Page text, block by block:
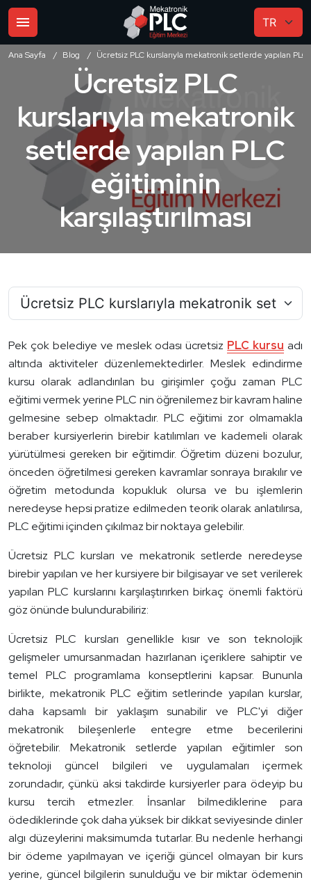
Ana Sayfa Blog Ücretsiz PLC kurslarıyla mekatronik setlerde yapılan PLC
Ücretsiz PLC
kurslarıyla mekatronik
setlerde yapılan PLC
eğitiminin
karşılaştırılması
Pek çok belediye ve meslek odası ücretsiz PLC kursu adı
altında aktiviteler düzenlemektedirler. Meslek edindirme
kursu olarak adlandırılan bu girişimler çoğu zaman PLC
eğitimi vermek yerine PLC nin öğrenilemez bir kavram haline
gelmesine sebep olmaktadır. PLC eğitimi zor olmamakla
beraber kursiyerlerin birebir katılımları ve kademeli olarak
yürütülmesi gereken bir eğitimdir. Öğretim düzeni bozulur,
önceden öğretilmesi gereken kavramlar sonraya bırakılır ve
öğretim metodunda kopukluk olursa ve bu işlemlerin
neredeyse hepsi pratize edilmeden teorik olarak anlatılırsa,
PLC eğitimi içinden çıkılmaz bir noktaya gelebilir.
Ücretsiz PLC kursları ve mekatronik setlerde neredeyse
birebir yapılan ve her kursiyere bir bilgisayar ve set verilerek
yapılan PLC kurslarını karşılaştırırken birkaç önemli faktörü
göz önünde bulundurabiliriz:
Ücretsiz PLC kursları genellikle kısır ve son teknolojik
gelişmeler umursanmadan hazırlanan içeriklere sahiptir ve
temel PLC programlama konseptlerini kapsar. Bununla
birlikte, mekatronik PLC eğitim setlerinde yapılan kurslar,
daha kapsamlı bir yaklaşım sunabilir ve PLC'yi diğer
mekatronik bileşenlerle entegre etme becerilerini
öğretebilir. Mekatronik setlerde yapılan eğitimler son
teknoloji güncel bilgileri ve uygulamaları içermek
zorundadır, çünkü aksi takdirde kursiyerler para ödeyip bu
kursu tercih etmezler. İnsanlar bilmediklerine para
ödediklerinde çok daha yüksek bir dikkat seviyesinde dinler
algı düzeylerini maksimumda tutarlar. Bu nedenle herhangi
bir ödeme yapılmayan ve içeriği güncel olmayan bir kurs
yerine, güncel bilgilerin sunulduğu ve bir miktar ödemenin